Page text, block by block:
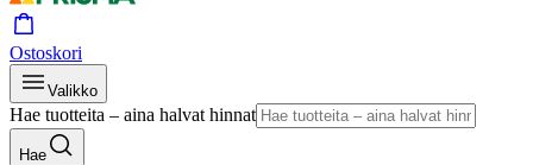
Ostoskori
Valikko
Hae tuotteita – aina halvat hinnat
Hae